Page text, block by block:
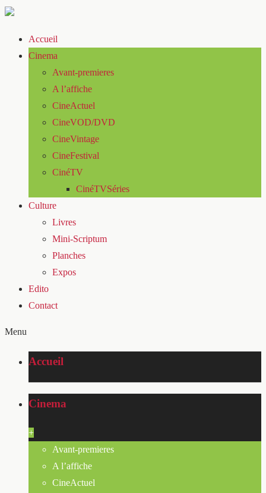
Accueil
Cinema
Avant-premieres
A l’affiche
CineActuel
CineVOD/DVD
CineVintage
CineFestival
CinéTV
CinéTVSéries
Culture
Livres
Mini-Scriptum
Planches
Expos
Edito
Contact
Menu
Accueil
Cinema
+
Avant-premieres
A l’affiche
CineActuel